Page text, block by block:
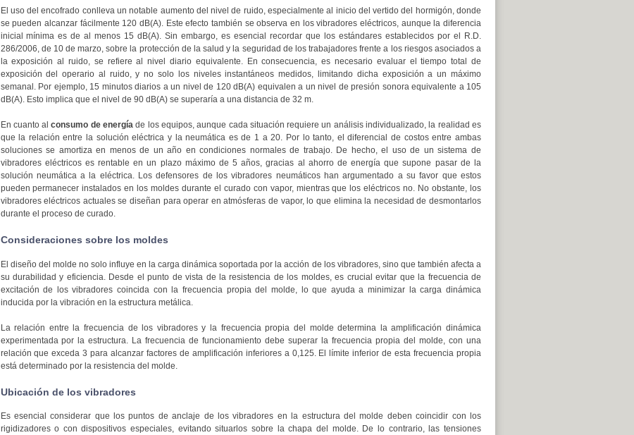
El uso del encofrado conlleva un notable aumento del nivel de ruido, especialmente al inicio del vertido del hormigón, donde
se pueden alcanzar fácilmente 120 dB(A). Este efecto también se observa en los vibradores eléctricos, aunque la diferencia
inicial mínima es de al menos 15 dB(A). Sin embargo, es esencial recordar que los estándares establecidos por el R.D.
286/2006, de 10 de marzo, sobre la protección de la salud y la seguridad de los trabajadores frente a los riesgos asociados a
la exposición al ruido, se refiere al nivel diario equivalente. En consecuencia, es necesario evaluar el tiempo total de
exposición del operario al ruido, y no solo los niveles instantáneos medidos, limitando dicha exposición a un máximo
semanal. Por ejemplo, 15 minutos diarios a un nivel de 120 dB(A) equivalen a un nivel de presión sonora equivalente a 105
dB(A). Esto implica que el nivel de 90 dB(A) se superaría a una distancia de 32 m.
En cuanto alconsumo de energía de los equipos, aunque cada situación requiere un análisis individualizado, la realidad es
que la relación entre la solución eléctrica y la neumática es de 1 a 20. Por lo tanto, el diferencial de costos entre ambas
soluciones se amortiza en menos de un año en condiciones normales de trabajo. De hecho, el uso de un sistema de
vibradores eléctricos es rentable en un plazo máximo de 5 años, gracias al ahorro de energía que supone pasar de la
solución neumática a la eléctrica. Los defensores de los vibradores neumáticos han argumentado a su favor que estos
pueden permanecer instalados en los moldes durante el curado con vapor, mientras que los eléctricos no. No obstante, los
vibradores eléctricos actuales se diseñan para operar en atmósferas de vapor, lo que elimina la necesidad de desmontarlos
durante el proceso de curado.
Consideraciones sobre los moldes
El diseño del molde no solo influye en la carga dinámica soportada por la acción de los vibradores, sino que también afecta a
su durabilidad y eficiencia. Desde el punto de vista de la resistencia de los moldes, es crucial evitar que la frecuencia de
excitación de los vibradores coincida con la frecuencia propia del molde, lo que ayuda a minimizar la carga dinámica
inducida por la vibración en la estructura metálica.
La relación entre la frecuencia de los vibradores y la frecuencia propia del molde determina la amplificación dinámica
experimentada por la estructura. La frecuencia de funcionamiento debe superar la frecuencia propia del molde, con una
relación que exceda 3 para alcanzar factores de amplificación inferiores a 0,125. El límite inferior de esta frecuencia propia
está determinado por la resistencia del molde.
Ubicación de los vibradores
Es esencial considerar que los puntos de anclaje de los vibradores en la estructura del molde deben coincidir con los
rigidizadores o con dispositivos especiales, evitando situarlos sobre la chapa del molde. De lo contrario, las tensiones